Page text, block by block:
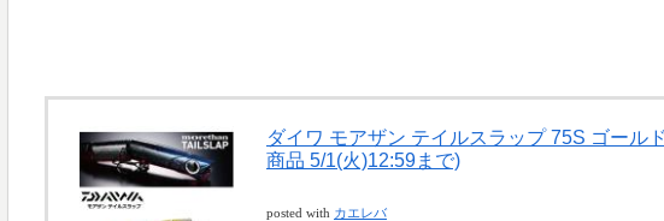
ダイワ モアザン テイルスラップ 75S ゴール
商品 5/1(火)12:59まで)
posted with カエレバ